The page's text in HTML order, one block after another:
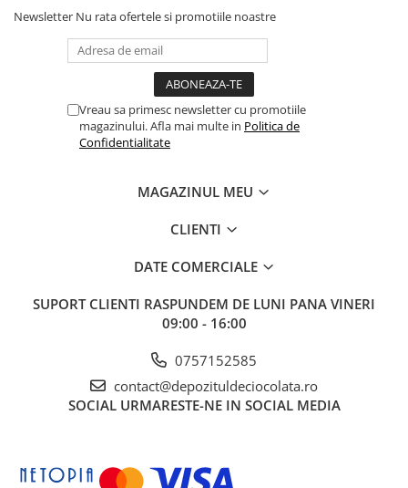
Newsletter Nu rata ofertele si promotiile noastre
Vreau sa primesc newsletter cu promotiile
magazinului. Afla mai multe in Politica de
Confidentialitate
MAGAZINUL MEU
CLIENTI
DATE COMERCIALE
SUPORT CLIENTI RASPUNDEM DE LUNI PANA VINERI
09:00 - 16:00
0757152585
contact@depozituldeciocolata.ro
SOCIAL URMARESTE-NE IN SOCIAL MEDIA